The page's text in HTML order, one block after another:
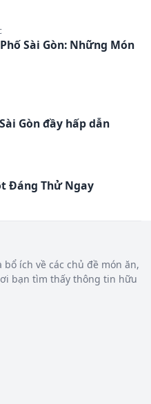
Sài Gòn: Những Món
Gòn đầy hấp dẫn
Đáng Thử Ngay
ích về các chủ đề món ăn,
bạn tìm thấy thông tin hữu